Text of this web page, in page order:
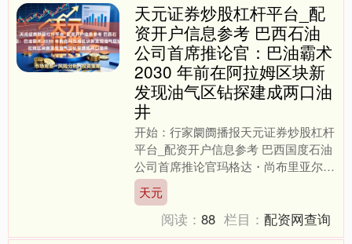
天元证券炒股杠杆平台_配
资开户信息参考 巴西石油
公司首席推论官：巴油霸术
2030 年前在阿拉姆区块新
发现油气区钻探建成两口油
井
开始：行家阛阓播报天元证券炒股杠杆
平台_配资开户信息参考 巴西国度石油
公司首席推论官玛格达・尚布里亚尔周
五在新闻发布会的视频谈话中示意，公
司霸术2030 年前，....
天元
阅读：88 栏目：配资网查询